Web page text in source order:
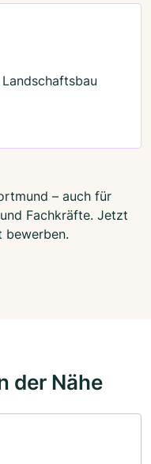
– auch für
Fachkräfte. Jetzt
bewerben.
der Nähe